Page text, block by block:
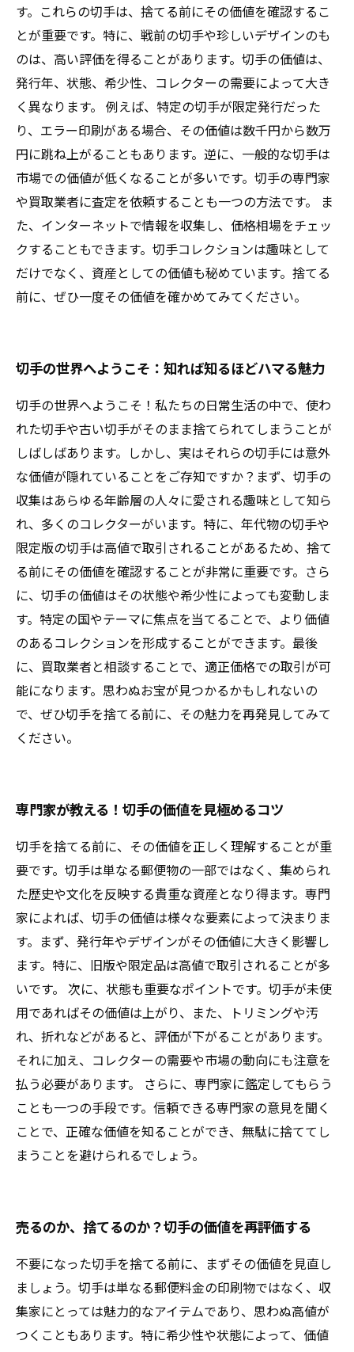
す。これらの切手は、捨てる前にその価値を確認するこ
とが重要です。特に、戦前の切手や珍しいデザインのも
のは、高い評価を得ることがあります。切手の価値は、
発行年、状態、希少性、コレクターの需要によって大き
く異なります。 例えば、特定の切手が限定発行だった
り、エラー印刷がある場合、その価値は数千円から数万
円に跳ね上がることもあります。逆に、一般的な切手は
市場での価値が低くなることが多いです。切手の専門家
や買取業者に査定を依頼することも一つの方法です。 ま
た、インターネットで情報を収集し、価格相場をチェッ
クすることもできます。切手コレクションは趣味として
だけでなく、資産としての価値も秘めています。捨てる
前に、ぜひ一度その価値を確かめてみてください。
切手の世界へようこそ：知れば知るほどハマる魅力
切手の世界へようこそ！私たちの日常生活の中で、使わ
れた切手や古い切手がそのまま捨てられてしまうことが
しばしばあります。しかし、実はそれらの切手には意外
な価値が隠れていることをご存知ですか？まず、切手の
収集はあらゆる年齢層の人々に愛される趣味として知ら
れ、多くのコレクターがいます。特に、年代物の切手や
限定版の切手は高値で取引されることがあるため、捨て
る前にその価値を確認することが非常に重要です。さら
に、切手の価値はその状態や希少性によっても変動しま
す。特定の国やテーマに焦点を当てることで、より価値
のあるコレクションを形成することができます。最後
に、買取業者と相談することで、適正価格での取引が可
能になります。思わぬお宝が見つかるかもしれないの
で、ぜひ切手を捨てる前に、その魅力を再発見してみて
ください。
専門家が教える！切手の価値を見極めるコツ
切手を捨てる前に、その価値を正しく理解することが重
要です。切手は単なる郵便物の一部ではなく、集められ
た歴史や文化を反映する貴重な資産となり得ます。専門
家によれば、切手の価値は様々な要素によって決まりま
す。まず、発行年やデザインがその価値に大きく影響し
ます。特に、旧版や限定品は高値で取引されることが多
いです。 次に、状態も重要なポイントです。切手が未使
用であればその価値は上がり、また、トリミングや汚
れ、折れなどがあると、評価が下がることがあります。
それに加え、コレクターの需要や市場の動向にも注意を
払う必要があります。 さらに、専門家に鑑定してもらう
ことも一つの手段です。信頼できる専門家の意見を聞く
ことで、正確な価値を知ることができ、無駄に捨ててし
まうことを避けられるでしょう。
売るのか、捨てるのか？切手の価値を再評価する
不要になった切手を捨てる前に、まずその価値を見直し
ましょう。切手は単なる郵便料金の印刷物ではなく、収
集家にとっては魅力的なアイテムであり、思わぬ高値が
つくこともあります。特に希少性や状態によって、価値